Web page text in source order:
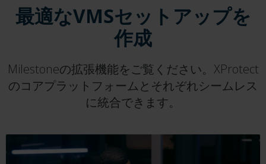
最適なVMSセットアップを
作成
Milestoneの拡張機能をご覧ください。XProtect
のコアプラットフォームとそれぞれシームレス
に統合できます。